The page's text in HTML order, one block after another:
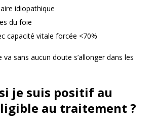
idiopathique
du foie
capacité vitale forcée <70%
sans aucun doute s’allonger dans les
je suis positif au
au traitement ?